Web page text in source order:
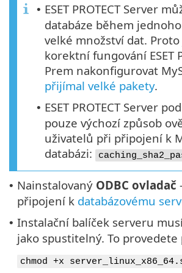
• ESET PROTECT Server
databáze během
velké množství dat.
korektní fungování ESET
Prem nakonfigurovat
přijímal velké pakety.
• ESET PROTECT Server
pouze výchozí způsob
uživatelů při připojení k
databázi:
• Nainstalovaný ODBC ovladač
připojení k databázovému
• Instalační balíček serveru
jako spustitelný. To provedete
chmod +x